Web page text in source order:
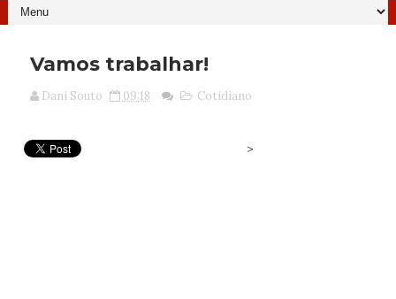
Vamos trabalhar!
Dani Souto 09:18 Cotidiano
>